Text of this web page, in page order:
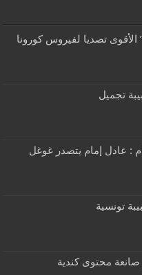
الأقوى تصديا لفيروس كورونا
تجميل
: عادل إمام يتصدر غوغل
تونسية
صانعة محتوى كندية